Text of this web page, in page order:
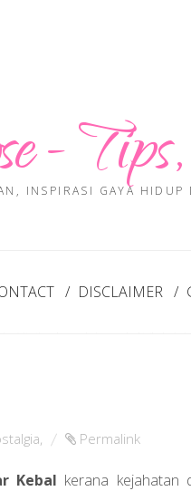
-
INSPIRASI GAYA
DISCLAIMER
, Permalink
Kebal kerana kejahatan